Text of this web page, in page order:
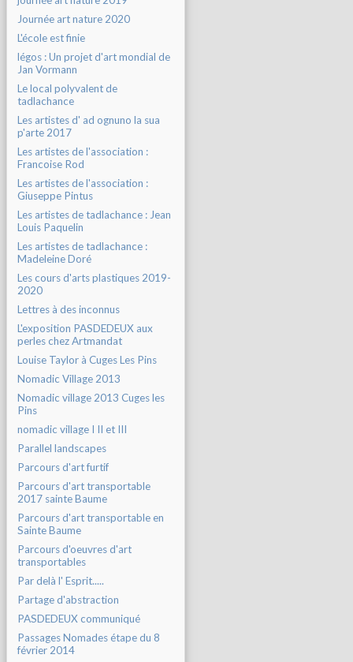
Journée art nature 2020
L'école est finie
légos : Un projet d'art mondial de
Jan Vormann
Le local polyvalent de
tadlachance
Les artistes d' ad ognuno la sua
p'arte 2017
Les artistes de l'association :
Francoise Rod
Les artistes de l'association :
Giuseppe Pintus
Les artistes de tadlachance : Jean
Louis Paquelin
Les artistes de tadlachance :
Madeleine Doré
Les cours d'arts plastiques 2019-
2020
Lettres à des inconnus
L'exposition PASDEDEUX aux
perles chez Artmandat
Louise Taylor à Cuges Les Pins
Nomadic Village 2013
Nomadic village 2013 Cuges les
Pins
nomadic village I II et III
Parallel landscapes
Parcours d'art furtif
Parcours d'art transportable
2017 sainte Baume
Parcours d'art transportable en
Sainte Baume
Parcours d'oeuvres d'art
transportables
Par delà l' Esprit.....
Partage d'abstraction
PASDEDEUX communiqué
Passages Nomades étape du 8
février 2014